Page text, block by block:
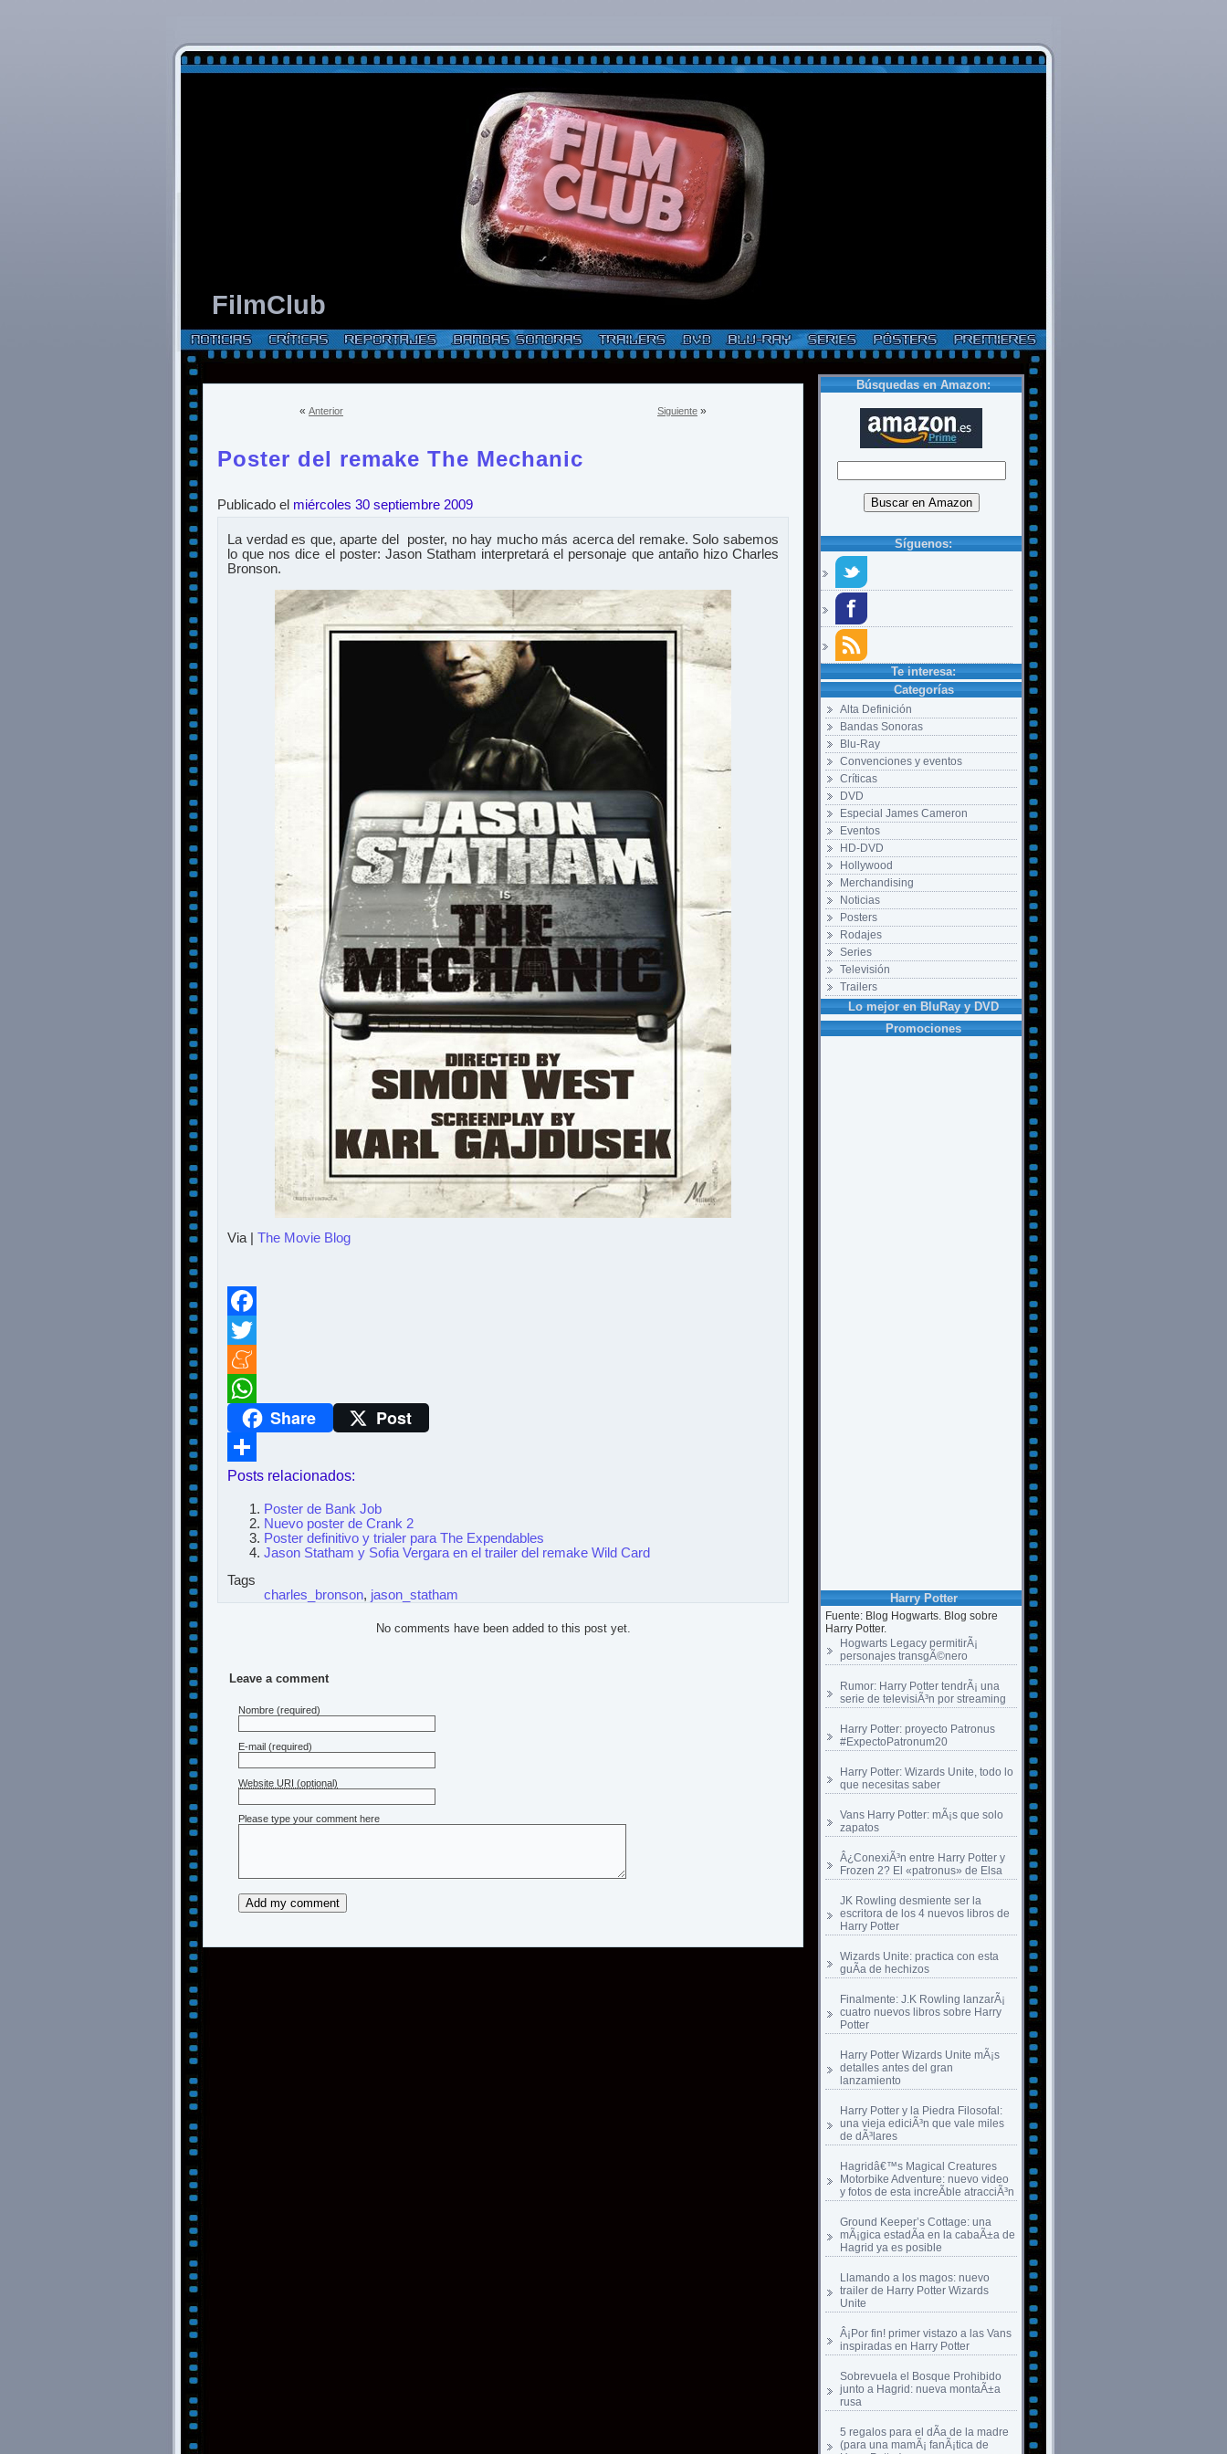
FilmClub
Búsquedas en Amazon:
Síguenos:
Te interesa:
Categorías
Alta Definición
Bandas Sonoras
Blu-Ray
Convenciones y eventos
Críticas
DVD
Especial James Cameron
Eventos
HD-DVD
Hollywood
Merchandising
Noticias
Posters
Rodajes
Series
Televisión
Trailers
Lo mejor en BluRay y DVD
Promociones
Harry Potter
Fuente: Blog Hogwarts. Blog sobre
Harry Potter.
Hogwarts Legacy permitirÃ¡
personajes transgÃ©nero
Rumor: Harry Potter tendrÃ¡ una
serie de televisiÃ³n por streaming
Harry Potter: proyecto Patronus
#ExpectoPatronum20
Harry Potter: Wizards Unite, todo lo
que necesitas saber
Vans Harry Potter: mÃ¡s que solo
zapatos
Â¿ConexiÃ³n entre Harry Potter y
Frozen 2? El «patronus» de Elsa
JK Rowling desmiente ser la
escritora de los 4 nuevos libros de
Harry Potter
Wizards Unite: practica con esta
guÃ­a de hechizos
Finalmente: J.K Rowling lanzarÃ¡
cuatro nuevos libros sobre Harry
Potter
Harry Potter Wizards Unite mÃ¡s
detalles antes del gran
lanzamiento
Harry Potter y la Piedra Filosofal:
una vieja ediciÃ³n que vale miles
de dÃ³lares
Hagridâ€™s Magical Creatures
Motorbike Adventure: nuevo video
y fotos de esta increÃ­ble atracciÃ³n
Ground Keeper’s Cottage: una
mÃ¡gica estadÃ­a en la cabaÃ±a de
Hagrid ya es posible
Llamando a los magos: nuevo
trailer de Harry Potter Wizards
Unite
Â¡Por fin! primer vistazo a las Vans
inspiradas en Harry Potter
Sobrevuela el Bosque Prohibido
junto a Hagrid: nueva montaÃ±a
rusa
5 regalos para el dÃ­a de la madre
(para una mamÃ¡ fanÃ¡tica de
Siguiente »
« Anterior
Poster del remake The Mechanic
Publicado el miércoles 30 septiembre 2009
La verdad es que, aparte del poster, no hay mucho más acerca del remake. Solo sabemos
lo que nos dice el poster: Jason Statham interpretará el personaje que antaño hizo Charles
Bronson.
Via | The Movie Blog
Facebook
Twitter
Meneame
WhatsAppShare Post
Compartir
Posts relacionados:
Poster de Bank Job
Nuevo poster de Crank 2
Poster definitivo y trialer para The Expendables
Jason Statham y Sofia Vergara en el trailer del remake Wild Card
Tags
charles_bronson, jason_statham
No comments have been added to this post yet.
Leave a comment
Nombre (required)
E-mail (required)
Website URI (optional)
Please type your comment here